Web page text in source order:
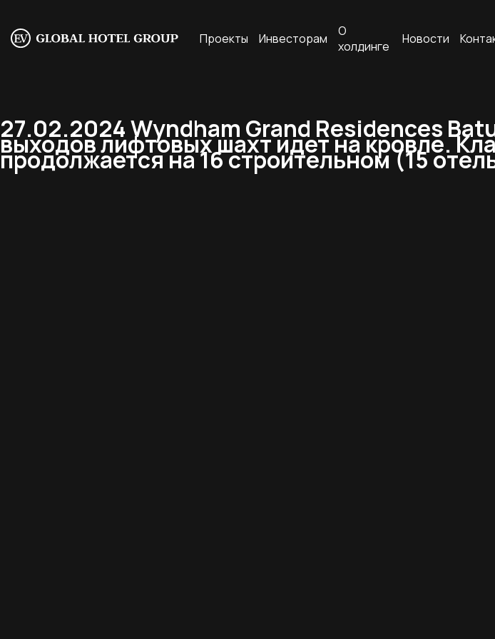
Проекты Инвесторам
О
холдинге
Новости
27.02.2024 Wyndham Grand Residences
выходов лифтовых шахт идет на кровле.
продолжается на 16 строительном (15